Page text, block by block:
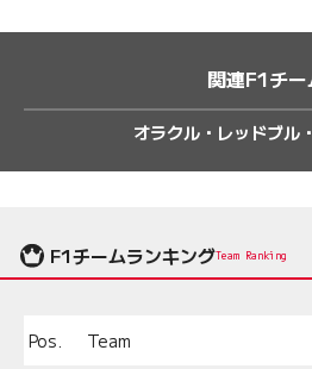
関連F1チ
オラクル・レッドブル
F1チームランキングTeam Ranking
Pos. Team